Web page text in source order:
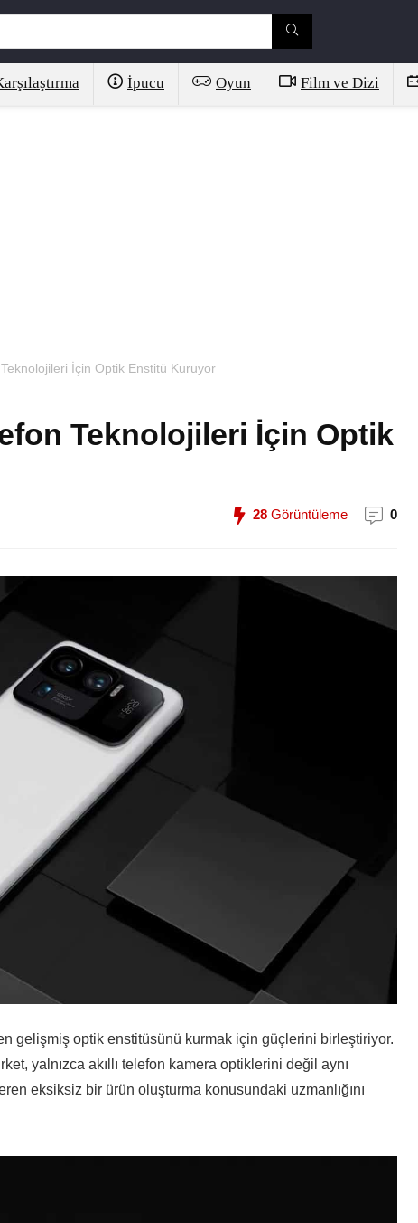
İpucu Oyun Film ve Dizi
İçin Optik Enstitü Kuruyor
Teknolojileri İçin Optik
28 Görüntüleme 0
gelişmiş optik enstitüsünü kurmak için güçlerini birleştiriyor.
yalnızca akıllı telefon kamera optiklerini değil aynı
eksiksiz bir ürün oluşturma konusundaki uzmanlığını